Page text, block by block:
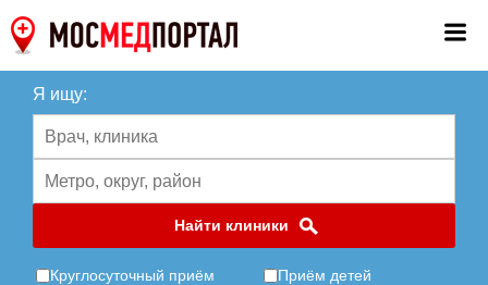
Я ищу:
Найти клиники
Круглосуточный приём Приём детей